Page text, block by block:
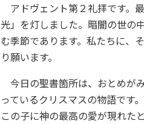
アドヴェント第２礼拝です。
光」を灯しました。暗闇の世の
む季節であります。私たちに、
り願います。
今日の聖書箇所は、おとめが
っているクリスマスの物語です
この子に神の最高の愛が現れた